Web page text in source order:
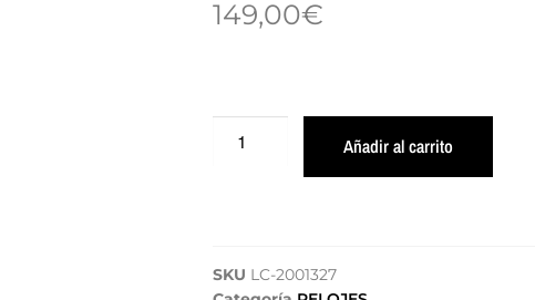
149,00€
Añadir al carrito
SKU LC-2001327